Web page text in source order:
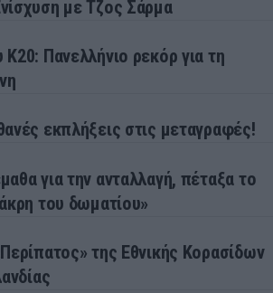
με Τζος Σάρμα
Πανελλήνιο ρεκόρ για τη
εκπλήξεις στις μεταγραφές!
για την ανταλλαγή, πέταξα το
του δωματίου»
της Εθνικής Κορασίδων